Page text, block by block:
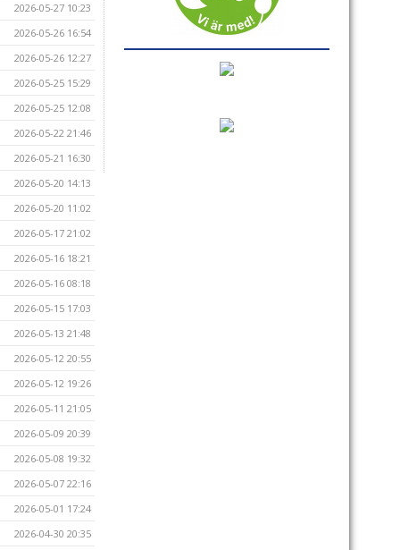
2026-05-27 10:23
2026-05-26 16:54
2026-05-26 12:27
2026-05-25 15:29
2026-05-25 12:08
2026-05-22 21:46
2026-05-21 16:30
2026-05-20 14:13
2026-05-20 11:02
2026-05-17 21:02
2026-05-16 18:21
2026-05-16 08:18
2026-05-15 17:03
2026-05-13 21:48
2026-05-12 20:55
2026-05-12 19:26
2026-05-11 21:05
2026-05-09 20:39
2026-05-08 19:32
2026-05-07 22:16
2026-05-01 17:24
2026-04-30 20:35